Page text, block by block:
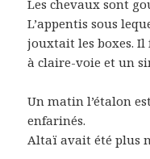
Les chevaux sont
L’appentis sous
jouxtait les boxes. Il
à claire-voie et un
Un matin l’étalon
enfarinés.
Altaï avait été plus